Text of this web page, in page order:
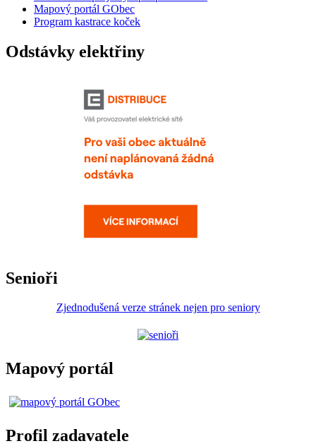
Mapový portál GObec
Program kastrace koček
Odstávky elektřiny
Senioři
Zjednodušená verze stránek nejen pro seniory
Mapový portál
Profil zadavatele